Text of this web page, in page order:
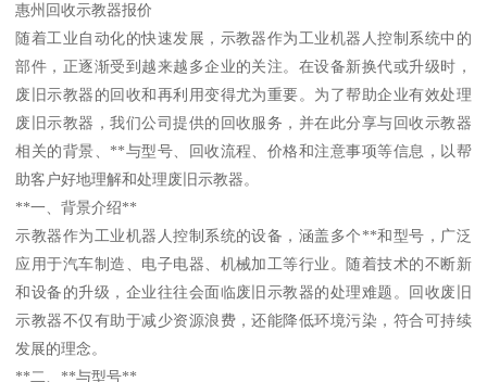
惠州回收示教器报价
随着工业自动化的快速发展，示教器作为工业机器人控制系统中的
部件，正逐渐受到越来越多企业的关注。在设备新换代或升级时，
废旧示教器的回收和再利用变得尤为重要。为了帮助企业有效处理
废旧示教器，我们公司提供的回收服务，并在此分享与回收示教器
相关的背景、**与型号、回收流程、价格和注意事项等信息，以帮
助客户好地理解和处理废旧示教器。
**一、背景介绍**
示教器作为工业机器人控制系统的设备，涵盖多个**和型号，广泛
应用于汽车制造、电子电器、机械加工等行业。随着技术的不断新
和设备的升级，企业往往会面临废旧示教器的处理难题。回收废旧
示教器不仅有助于减少资源浪费，还能降低环境污染，符合可持续
发展的理念。
**二、**与型号**